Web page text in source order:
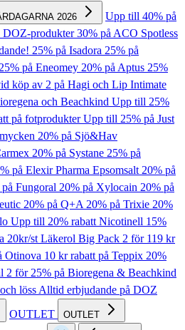
2026
Upp till 40% på
DOZ-produkter30% på ACO Spotless
25% på Isadora 25% på
på Eneomey 20% på Aptus 25%
köp av 2 på Hagi och Lip Intimate
och Beachkind Upp till 25%
på fotprodukterUpp till 25% på Just
20% på Sjö&Hav
20% på Systane 25% på
på Elexir Pharma Epsomsalt20% på
Fungoral 20% på Xylocain 20% på
20% på Q+A20% på Trixie 20%
Upp till 20% rabatt Nicotinell 15%
20kr/st Läkerol Big Pack 2 för 119 kr
Otinova 10 kr rabatt på Teppix 20%
2 för 25% på Bioregena & Beachkind
lössAlltid erbjudande på DOZ
OUTLET OUTLET